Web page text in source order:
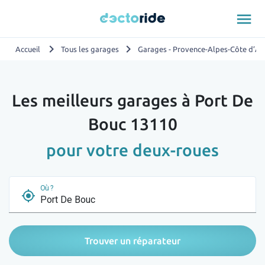
menu
Accueil chevron_right Tous les garages chevron_right Garages - Provence-Alpes-Côte
Les meilleurs garages à Port De
Bouc 13110
pour votre deux-roues
my_location
Où ?
Trouver un réparateur